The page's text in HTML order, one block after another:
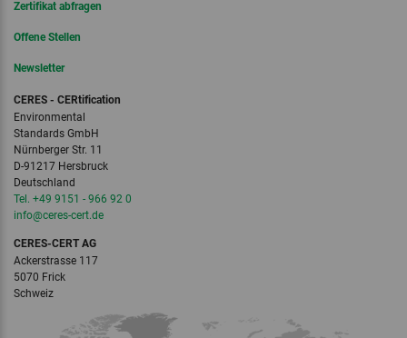
Zertifikat abfragen
Offene Stellen
Newsletter
CERES - CERtification
Environmental
Standards GmbH
Nürnberger Str. 11
D-91217 Hersbruck
Deutschland
Tel. +49 9151 - 966 92 0
info‎@‎ceres-cert.de
CERES-CERT AG
Ackerstrasse 117
5070 Frick
Schweiz